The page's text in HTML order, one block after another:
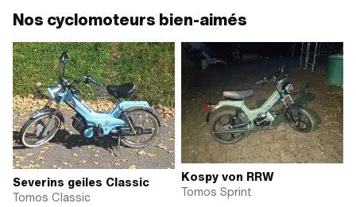
Nos cyclomoteurs bien-aimés
Severins geiles Classic
Tomos Classic
Kospy von RRW
Tomos Sprint